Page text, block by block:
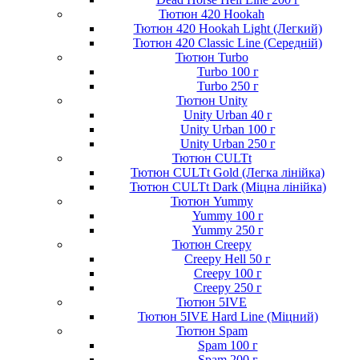
Тютюн 420 Hookah
Тютюн 420 Hookah Light (Легкий)
Тютюн 420 Classic Line (Середній)
Тютюн Turbo
Turbo 100 г
Turbo 250 г
Тютюн Unity
Unity Urban 40 г
Unity Urban 100 г
Unity Urban 250 г
Тютюн CULTt
Тютюн CULTt Gold (Легка лінійка)
Тютюн CULTt Dark (Міцна лінійка)
Тютюн Yummy
Yummy 100 г
Yummy 250 г
Тютюн Creepy
Creepy Hell 50 г
Creepy 100 г
Creepy 250 г
Тютюн 5IVE
Тютюн 5IVE Hard Line (Міцний)
Тютюн Spam
Spam 100 г